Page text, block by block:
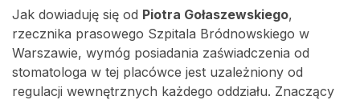
Jak dowiaduję się od Piotra Gołaszewskiego,
rzecznika prasowego Szpitala Bródnowskiego w
Warszawie, wymóg posiadania zaświadczenia od
stomatologa w tej placówce jest uzależniony od
regulacji wewnętrznych każdego oddziału. Znaczący